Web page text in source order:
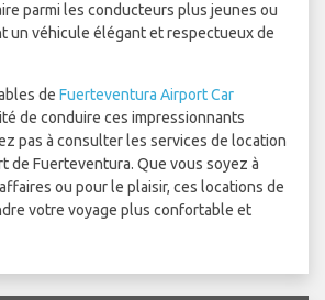
parmi les conducteurs plus jeunes ou
un véhicule élégant et respectueux de
de Fuerteventura Airport Car
de conduire ces impressionnants
pas à consulter les services de location
de Fuerteventura. Que vous soyez à
ou pour le plaisir, ces locations de
votre voyage plus confortable et